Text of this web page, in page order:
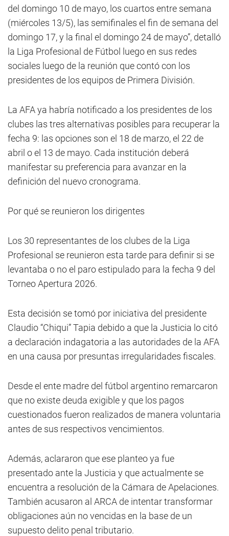
del domingo 10 de mayo, los cuartos entre semana
(miércoles 13/5), las semifinales el fin de semana del
domingo 17, y la final el domingo 24 de mayo”, detalló
la Liga Profesional de Fútbol luego en sus redes
sociales luego de la reunión que contó con los
presidentes de los equipos de Primera División.
La AFA ya habría notificado a los presidentes de los
clubes las tres alternativas posibles para recuperar la
fecha 9: las opciones son el 18 de marzo, el 22 de
abril o el 13 de mayo. Cada institución deberá
manifestar su preferencia para avanzar en la
definición del nuevo cronograma.
Por qué se reunieron los dirigentes
Los 30 representantes de los clubes de la Liga
Profesional se reunieron esta tarde para definir si se
levantaba o no el paro estipulado para la fecha 9 del
Torneo Apertura 2026.
Esta decisión se tomó por iniciativa del presidente
Claudio “Chiqui” Tapia debido a que la Justicia lo citó
a declaración indagatoria a las autoridades de la AFA
en una causa por presuntas irregularidades fiscales.
Desde el ente madre del fútbol argentino remarcaron
que no existe deuda exigible y que los pagos
cuestionados fueron realizados de manera voluntaria
antes de sus respectivos vencimientos.
Además, aclararon que ese planteo ya fue
presentado ante la Justicia y que actualmente se
encuentra a resolución de la Cámara de Apelaciones.
También acusaron al ARCA de intentar transformar
obligaciones aún no vencidas en la base de un
supuesto delito penal tributario.